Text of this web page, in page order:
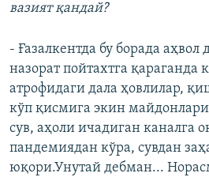
вазият қандай?
- Ғазалкентда бу борада аҳвол
назорат пойтахтга
атрофидаги дала ҳовлилар,
кўп қисмига экин
сув, аҳоли ичадиган каналга
пандемиядан кўра, сувдан
юқори.Унутай дебман...